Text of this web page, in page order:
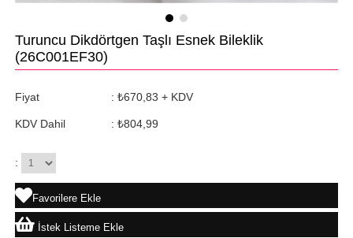
Turuncu Dikdörtgen Taşlı Esnek Bileklik
(26C001EF30)
Fiyat : ₺670,83 + KDV
KDV Dahil : ₺804,99
:
Favorilere Ekle
İstek Listeme Ekle